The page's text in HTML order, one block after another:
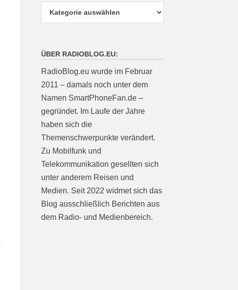
ÜBER RADIOBLOG.EU:
RadioBlog.eu wurde im Februar
2011 – damals noch unter dem
Namen SmartPhoneFan.de –
gegründet. Im Laufe der Jahre
haben sich die
Themenschwerpunkte verändert.
Zu Mobilfunk und
Telekommunikation gesellten sich
unter anderem Reisen und
Medien. Seit 2022 widmet sich das
Blog ausschließlich Berichten aus
dem Radio- und Medienbereich.